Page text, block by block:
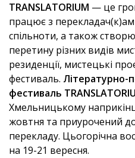
TRANSLATORIUM — це
працює з
спільноти, а також
перетину різних видів
резиденції, мистецькі
фестиваль. Літературно-
фестиваль
Хмельницькому
жовтня та приурочений
перекладу. Цьогорічна
на 19-21 вересня.